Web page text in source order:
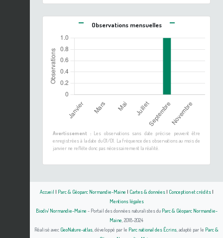
Observations mensuelles
Avertissement :Les observations sans date précise peuvent être
enregistrées à la date du 01/01. La fréquence des observations au mois de
janvier ne reflète donc pas nécessairement la réalité.
Accueil | Parc & Géoparc Normandie-Maine | Cartes & données| Conception et crédits|
Mentions légales
Biodiv' Normandie-Maine - Portail des données naturalistes du Parc & Géoparc Normandie-
Maine , 2018-2024
Réalisé avec GeoNature-atlas , développé par le Parc national des Écrins , adapté par le Parc &